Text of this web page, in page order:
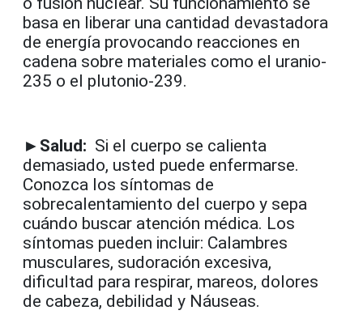
basa en liberar una cantidad devastadora
de energía provocando reacciones en
cadena sobre materiales como el uranio-
235 o el plutonio-239.
►Salud: Si el cuerpo se calienta
demasiado, usted puede enfermarse.
Conozca los síntomas de
sobrecalentamiento del cuerpo y sepa
cuándo buscar atención médica. Los
síntomas pueden incluir: Calambres
musculares, sudoración excesiva,
dificultad para respirar, mareos, dolores
de cabeza, debilidad y Náuseas.